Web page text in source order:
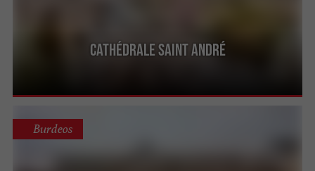
Cathédrale Saint André
Burdeos